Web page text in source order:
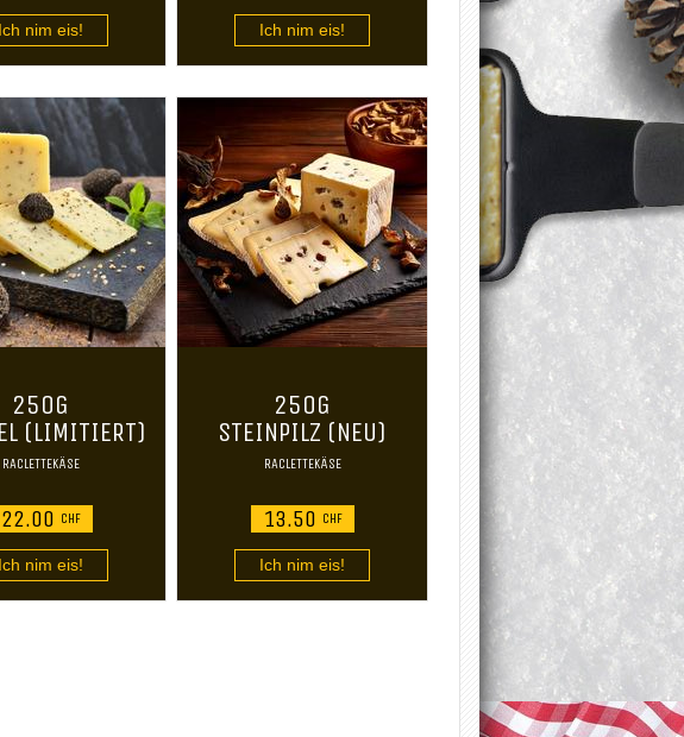
Ich nim eis! Ich nim eis!
250G
(LIMITIERT)
RACLETTEKÄSE
22.00 CHF
Ich nim eis!
250G
STEINPILZ (NEU)
RACLETTEKÄSE
13.50 CHF
Ich nim eis!